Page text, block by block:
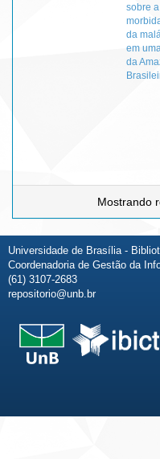
sobre a
da
em
da
Mostrando
Universidade de Brasília -
Coordenadoria de Gestão da
(61) 3107-2683
repositorio@unb.br